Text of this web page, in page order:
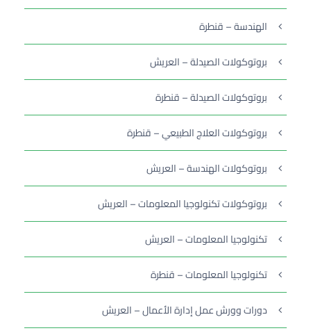
الهندسة – قنطرة
بروتوكولات الصيدلة – العريش
بروتوكولات الصيدلة – قنطرة
بروتوكولات العلاج الطبيعي – قنطرة
بروتوكولات الهندسة – العريش
بروتوكولات تكنولوجيا المعلومات – العريش
تكنولوجيا المعلومات – العريش
تكنولوجيا المعلومات – قنطرة
دورات وورش عمل إدارة الأعمال – العريش